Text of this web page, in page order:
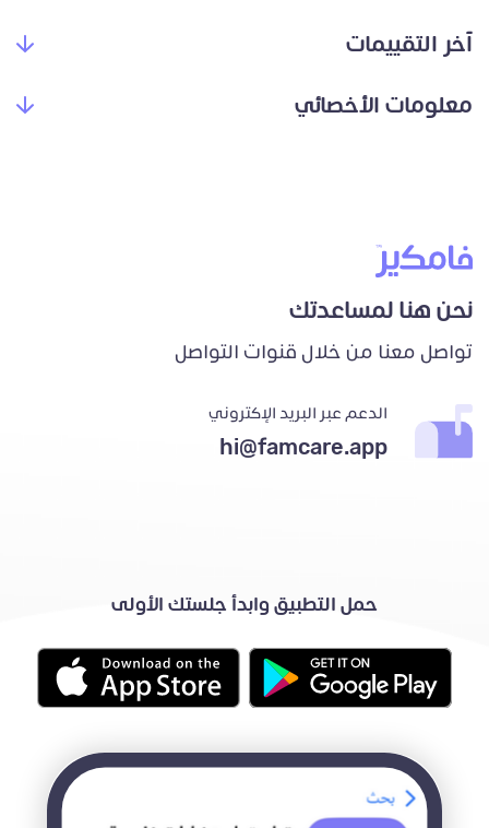
معلومات الأخصائي
آخر التقييمات
نحن هنا لمساعدتك
تواصل معنا من خلال قنوات التواصل
الدعم عبر البريد الإكتروني
hi@famcare.app
حمل التطبيق وابدأ جلستك الأولى